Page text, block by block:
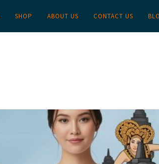
SHOP ABOUT US CONTACT US